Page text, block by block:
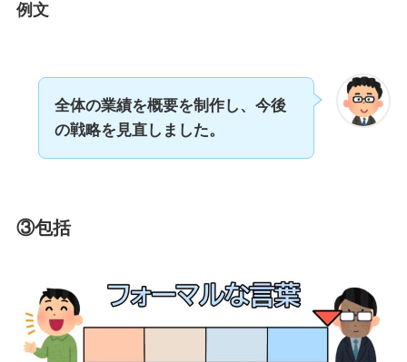
例文
全体の業績を概要を制作し、今後
の戦略を見直しました。
③包括